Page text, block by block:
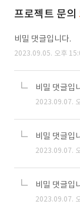
프로젝트 문의
비밀 댓글입니다.
2023.09.05. 오후
비밀 댓글입
2023.09.07.
비밀 댓글입
2023.09.07.
비밀 댓글입
2023.09.07.